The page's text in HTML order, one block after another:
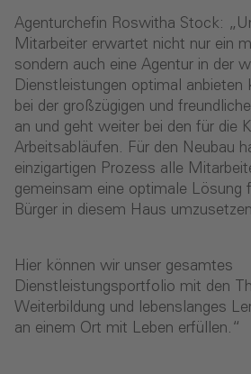
Agenturchefin Roswitha Stock:
Mitarbeiter erwartet nicht nur ein
sondern auch eine Agentur in der
Dienstleistungen optimal anbieten
bei der großzügigen und
an und geht weiter bei den für die
Arbeitsabläufen. Für den Neubau
einzigartigen Prozess alle
gemeinsam eine optimale Lösung
Bürger in diesem Haus
Hier können wir unser gesamtes
Dienstleistungsportfolio mit den
Weiterbildung und lebenslanges
an einem Ort mit Leben erfüllen.“